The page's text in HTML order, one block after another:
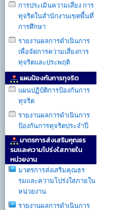
การประเมินความเสี่ยง การ
ทุจริตในสำนักงานเขตพื้นที่
การศึกษา
รายงานผลการดำเนินการ
เพื่อจัดการความเสี่ยงการ
ทุจริตและประพฤติ
แผนป้องกันการทุจริต
แผนปฏิบัติการป้องกันการ
ทุจริต
รายงานผลการดำเนินการ
ป้องกันการทุจริตประจำปี
มาตรการส่งเสริมคุณธร
รมเเละความโปร่งใสภายใน
หน่วยงาน
มาตรการส่งเสริมคุณธร
รมเเละความโปร่งใสภายใน
หน่วยงาน
รายงานผลการดำเนินการ